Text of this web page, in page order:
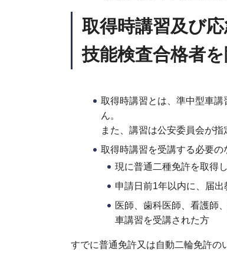
取得時講習及び
技能検査合格者を
取得時講習とは、準中型車
ん。
また、講習は公安委員会が指
取得時講習を受講する必要の
現に普通二種免許を取得
申請日前1年以内に、届
医師、歯科医師、看護師
車講習を受講された方
すでに普通免許又は自動二輪免許の